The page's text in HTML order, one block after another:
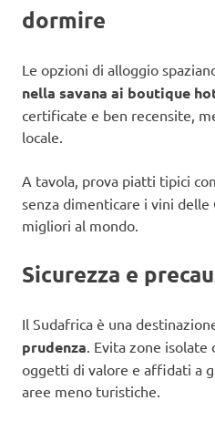
dormire
Le opzioni di alloggio
nella savana ai boutique
certificate e ben recensite,
locale.
A tavola, prova piatti tipici
senza dimenticare i vini delle
migliori al mondo.
Sicurezza e
Il Sudafrica è una
prudenza . Evita zone
oggetti di valore e affidati a
aree meno turistiche.